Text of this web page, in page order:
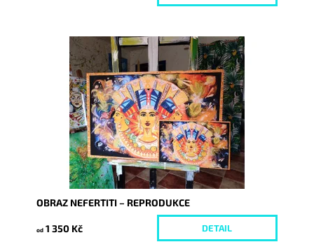
Dostupnost:
Skladem
5977/REP2
OBRAZ NEFERTITI – REPRODUKCE
od 1 350 Kč DETAIL